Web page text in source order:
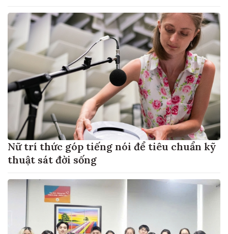
Nữ trí thức góp tiếng nói để tiêu chuẩn kỹ
thuật sát đời sống